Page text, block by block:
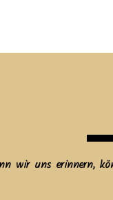
wir uns erinnern,